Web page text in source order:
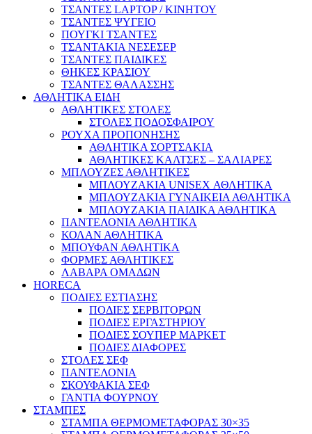
ΤΣΑΝΤΕΣ LAPTOP / ΚΙΝΗΤΟΥ
ΤΣΑΝΤΕΣ ΨΥΓΕΙΟ
ΠΟΥΓΚΙ ΤΣΑΝΤΕΣ
ΤΣΑΝΤΑΚΙΑ ΝΕΣΕΣΕΡ
ΤΣΑΝΤΕΣ ΠΑΙΔΙΚΕΣ
ΘΗΚΕΣ ΚΡΑΣΙΟΥ
ΤΣΑΝΤΕΣ ΘΑΛΑΣΣΗΣ
ΑΘΛΗΤΙΚΑ ΕΙΔΗ
ΑΘΛΗΤΙΚΕΣ ΣΤΟΛΕΣ
ΣΤΟΛΕΣ ΠΟΔΟΣΦΑΙΡΟΥ
ΡΟΥΧΑ ΠΡΟΠΟΝΗΣΗΣ
ΑΘΛΗΤΙΚΑ ΣΟΡΤΣΑΚΙΑ
ΑΘΛΗΤΙΚΕΣ ΚΑΛΤΣΕΣ – ΣΑΛΙΑΡΕΣ
ΜΠΛΟΥΖΕΣ ΑΘΛΗΤΙΚΕΣ
ΜΠΛΟΥΖΑΚΙΑ UNISEX ΑΘΛΗΤΙΚΑ
ΜΠΛΟΥΖΑΚΙΑ ΓΥΝΑΙΚΕΙΑ ΑΘΛΗΤΙΚΑ
ΜΠΛΟΥΖΑΚΙΑ ΠΑΙΔΙΚΑ ΑΘΛΗΤΙΚΑ
ΠΑΝΤΕΛΟΝΙΑ ΑΘΛΗΤΙΚΑ
ΚΟΛΑΝ ΑΘΛΗΤΙΚΑ
ΜΠΟΥΦΑΝ ΑΘΛΗΤΙΚΑ
ΦΟΡΜΕΣ ΑΘΛΗΤΙΚΕΣ
ΛΑΒΑΡΑ ΟΜΑΔΩΝ
HORECA
ΠΟΔΙΕΣ ΕΣΤΙΑΣΗΣ
ΠΟΔΙΕΣ ΣΕΡΒΙΤΟΡΩΝ
ΠΟΔΙΕΣ ΕΡΓΑΣΤΗΡΙΟΥ
ΠΟΔΙΕΣ ΣΟΥΠΕΡ ΜΑΡΚΕΤ
ΠΟΔΙΕΣ ΔΙΑΦΟΡΕΣ
ΣΤΟΛΕΣ ΣΕΦ
ΠΑΝΤΕΛΟΝΙΑ
ΣΚΟΥΦΑΚΙΑ ΣΕΦ
ΓΑΝΤΙΑ ΦΟΥΡΝΟΥ
ΣΤΑΜΠΕΣ
ΣΤΑΜΠΑ ΘΕΡΜΟΜΕΤΑΦΟΡΑΣ 30×35